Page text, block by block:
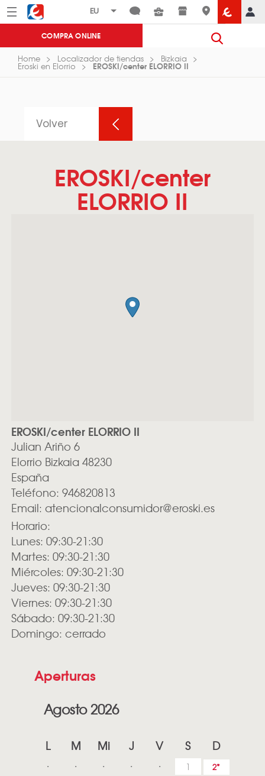
Menú Eroski
COMPRA ONLINE
Home Localizador de tiendas Bizkaia
Eroski en Elorrio EROSKI/center ELORRIO II
Volver
EROSKI/center
ELORRIO II
EROSKI/center ELORRIO II
Julian Ariño 6
Elorrio Bizkaia 48230
España
Teléfono: 946820813
Email: atencionalconsumidor@eroski.es
Horario:
Lunes: 09:30-21:30
Martes: 09:30-21:30
Miércoles: 09:30-21:30
Jueves: 09:30-21:30
Viernes: 09:30-21:30
Sábado: 09:30-21:30
Domingo: cerrado
Aperturas
Agosto 2026
L M Mi J V S D
1 2